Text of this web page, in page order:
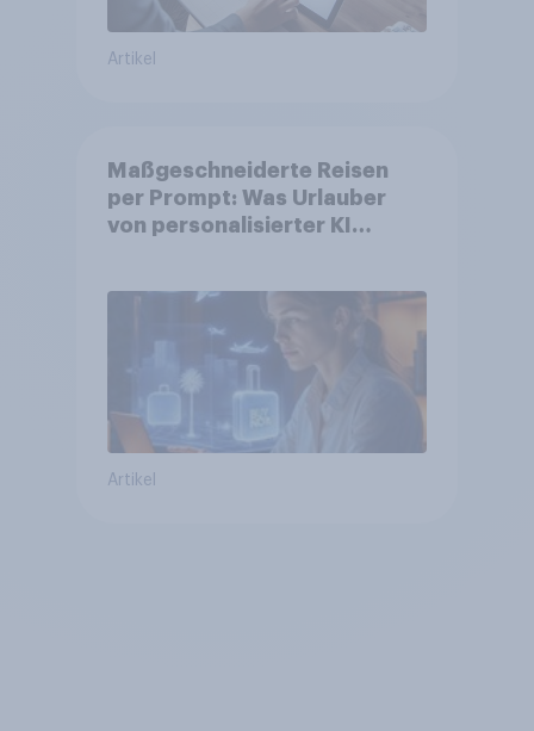
Artikel
Maßgeschneiderte Reisen
per Prompt: Was Urlauber
von personalisierter KI
bereits genutzt werden
Artikel